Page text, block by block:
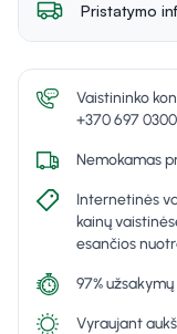
Pristatymo
Vaistininko
+370 697
Nemokamas
Internetinės
kainų
esančios
97%
Vyraujant